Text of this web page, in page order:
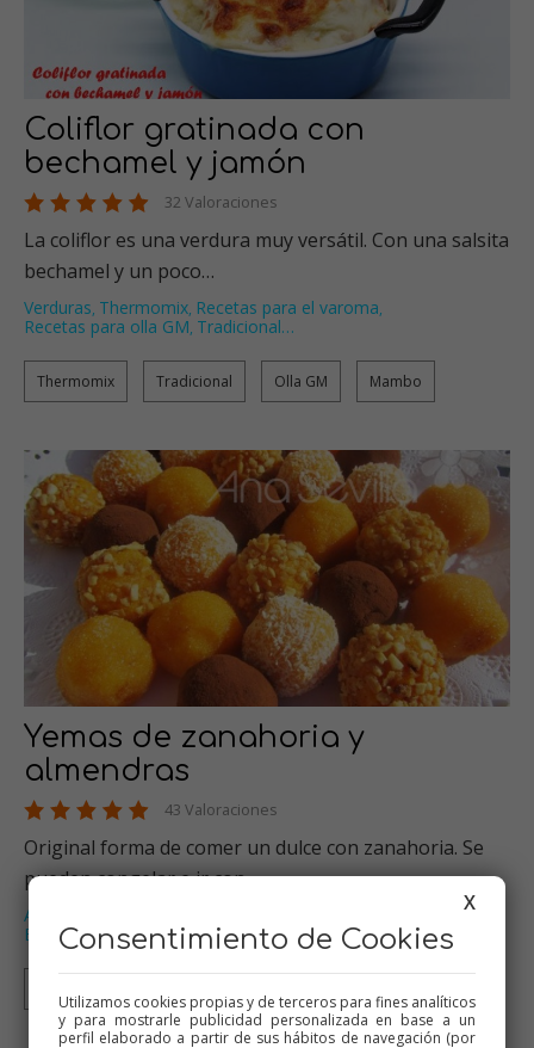
Coliflor gratinada con
bechamel y jamón
32 Valoraciones
La coliflor es una verdura muy versátil. Con una salsita
bechamel y un poco…
Verduras, Thermomix, Recetas para el varoma,
Recetas para olla GM, Tradicional…
Thermomix Tradicional Olla GM Mambo
Yemas de zanahoria y
almendras
43 Valoraciones
Original forma de comer un dulce con zanahoria. Se
pueden congelar e ir con…
Alimentación infantil ,
Especial Navidad…
X
Consentimiento de Cookies
Utilizamos cookies propias y de terceros para fines analíticos
y para mostrarle publicidad personalizada en base a un
perfil elaborado a partir de sus hábitos de navegación (por